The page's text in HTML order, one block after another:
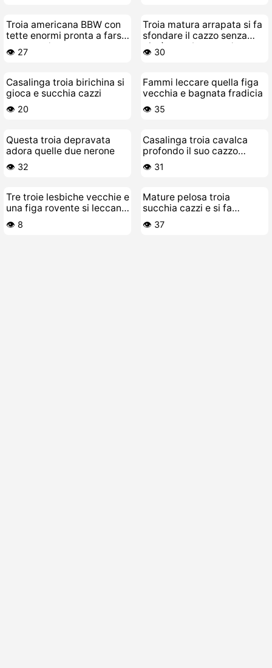
Troia americana BBW con
tette enormi pronta a farsi
scopare da perversa
👁️ 27
Troia matura arrapata si fa
sfondare il cazzo senza
pietà con sborrata dentro
👁️ 30
Casalinga troia birichina si
gioca e succhia cazzi
👁️ 20
Fammi leccare quella figa
vecchia e bagnata fradicia
👁️ 35
Questa troia depravata
adora quelle due nerone
👁️ 32
Casalinga troia cavalca
profondo il suo cazzo
giocattolo preferito
👁️ 31
Tre troie lesbiche vecchie e
una figa rovente si leccano
e scopano
👁️ 8
Mature pelosa troia
succhia cazzi e si fa
scopare
👁️ 37